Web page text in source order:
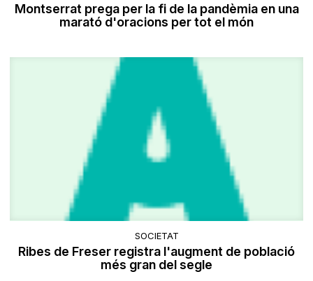
Montserrat prega per la fi de la pandèmia en una
marató d'oracions per tot el món
SOCIETAT
Ribes de Freser registra l'augment de població
més gran del segle